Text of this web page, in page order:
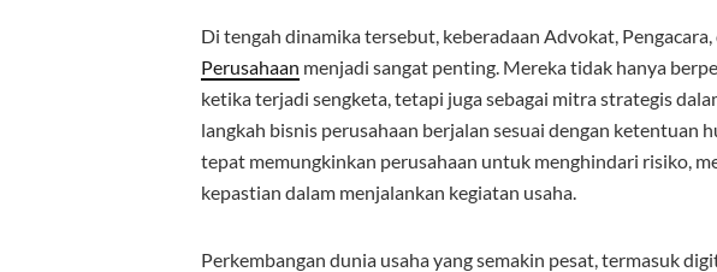
Di tengah dinamika tersebut, keberadaan Advokat,
Perusahaan menjadi sangat penting. Mereka tidak hanya
ketika terjadi sengketa, tetapi juga sebagai mitra strategis
langkah bisnis perusahaan berjalan sesuai dengan ketentuan
tepat memungkinkan perusahaan untuk menghindari risiko,
kepastian dalam menjalankan kegiatan usaha.
Perkembangan dunia usaha yang semakin pesat, termasuk